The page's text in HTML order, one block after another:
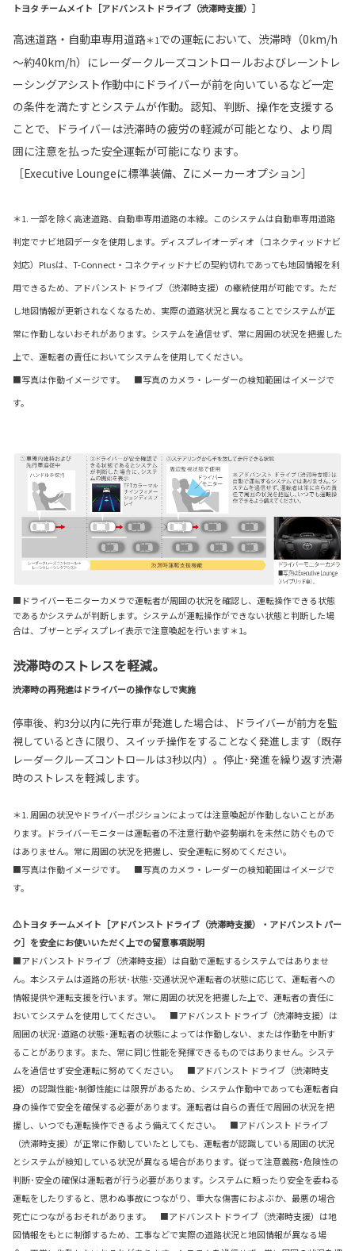
トヨタ チームメイト［アドバンスト ドライブ（渋滞時支援）］
高速道路・自動車専用道路＊1での運転において、渋滞時（0km/h
～約40km/h）にレーダークルーズコントロールおよびレーントレ
ーシングアシスト作動中にドライバーが前を向いているなど一定
の条件を満たすとシステムが作動。認知、判断、操作を支援する
ことで、ドライバーは渋滞時の疲労の軽減が可能となり、より周
囲に注意を払った安全運転が可能になります。
［Executive Loungeに標準装備、Zにメーカーオプション］
＊1. 一部を除く高速道路、自動車専用道路の本線。このシステムは自動車専用道路
判定でナビ地図データを使用します。ディスプレイオーディオ（コネクティッドナビ
対応）Plusは、T-Connect・コネクティッドナビの契約切れであっても地図情報を利
用できるため、アドバンスト ドライブ（渋滞時支援）の継続使用が可能です。ただ
し地図情報が更新されなくなるため、実際の道路状況と異なることでシステムが正
常に作動しないおそれがあります。システムを過信せず、常に周囲の状況を把握した
上で、運転者の責任においてシステムを使用してください。
■写真は作動イメージです。 ■写真のカメラ・レーダーの検知範囲はイメージで
す。
■ドライバーモニターカメラで運転者が周囲の状況を確認し、運転操作できる状態
であるかシステムが判断します。システムが運転操作ができない状態と判断した場
合は、ブザーとディスプレイ表示で注意喚起を行います＊1。
渋滞時のストレスを軽減。
渋滞時の再発進はドライバーの操作なしで実施
停車後、約3分以内に先行車が発進した場合は、ドライバーが前方を監
視しているときに限り、スイッチ操作をすることなく発進します（既存
レーダークルーズコントロールは3秒以内）。停止･発進を繰り返す渋滞
時のストレスを軽減します。
＊1. 周囲の状況やドライバーポジションによっては注意喚起が作動しないことがあ
ります。ドライバーモニターは運転者の不注意行動や姿勢崩れを未然に防ぐもので
はありません。常に周囲の状況を把握し、安全運転に努めてください。
■写真は作動イメージです。 ■写真のカメラ・レーダーの検知範囲はイメージで
す。
⚠トヨタ チームメイト［アドバンスト ドライブ（渋滞時支援）・アドバンスト パー
ク］を安全にお使いいただく上での留意事項説明
■アドバンスト ドライブ（渋滞時支援）は自動で運転するシステムではありませ
ん。本システムは道路の形状･状態･交通状況や運転者の状態に応じて、運転者への
情報提供や運転支援を行います。常に周囲の状況を把握した上で、運転者の責任に
おいてシステムを使用してください。 ■アドバンスト ドライブ（渋滞時支援）は
周囲の状況･道路の状態･運転者の状態によっては作動しない、または作動を中断す
ることがあります。また、常に同じ性能を発揮できるものではありません。システ
ムを過信せず安全運転に努めてください。 ■アドバンスト ドライブ（渋滞時支
援）の認識性能･制御性能には限界があるため、システム作動中であっても運転者自
身の操作で安全を確保する必要があります。運転者は自らの責任で周囲の状況を把
握し、いつでも運転操作できるよう備えてください。 ■アドバンスト ドライブ
（渋滞時支援）が正常に作動していたとしても、運転者が認識している周囲の状況
とシステムが検知している状況が異なる場合があります。従って注意義務･危険性の
判断･安全の確保は運転者が行う必要があります。システムに頼ったり安全を委ねる
運転をしたりすると、思わぬ事故につながり、重大な傷害におよぶか、最悪の場合
死亡につながるおそれがあります。 ■アドバンスト ドライブ（渋滞時支援）は地
図情報をもとに制御するため、工事などで実際の道路状況と地図情報が異なる場